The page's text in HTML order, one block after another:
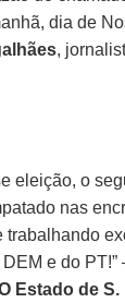
dia de
,
eleição, o
nas
trabalhando
e do PT!”
Estado de S.